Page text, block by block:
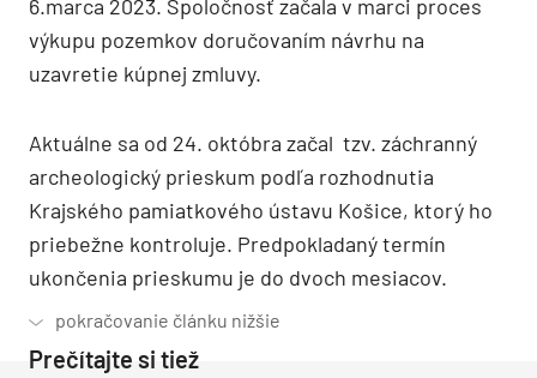
6.marca 2023. Spoločnosť začala v marci proces
výkupu pozemkov doručovaním návrhu na
uzavretie kúpnej zmluvy.
Aktuálne sa od 24. októbra začal tzv. záchranný
archeologický prieskum podľa rozhodnutia
Krajského pamiatkového ústavu Košice, ktorý ho
priebežne kontroluje. Predpokladaný termín
ukončenia prieskumu je do dvoch mesiacov.
Prečítajte si tiež